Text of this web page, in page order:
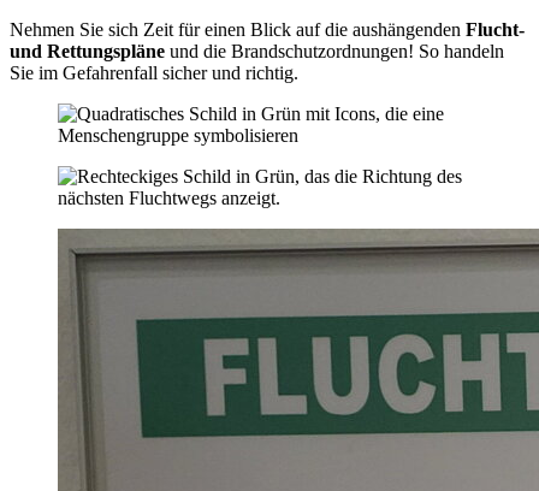
Nehmen Sie sich Zeit für einen Blick auf die aushängenden Flucht-
und Rettungspläne und die Brandschutzordnungen! So handeln
Sie im Gefahrenfall sicher und richtig.